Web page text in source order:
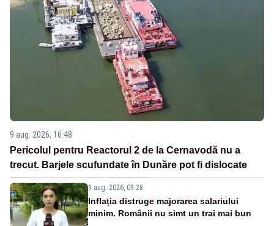
9 aug. 2026, 16:48
Pericolul pentru Reactorul 2 de la Cernavodă nu a
trecut. Barjele scufundate în Dunăre pot fi dislocate
9 aug. 2026, 09:28
Inflația distruge majorarea salariului
minim. Românii nu simt un trai mai bun